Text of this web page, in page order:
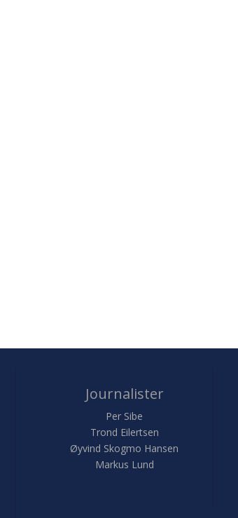
Journalister
Per Sibe
Trond Eilertsen
Øyvind Skogmo Hansen
Markus Lund